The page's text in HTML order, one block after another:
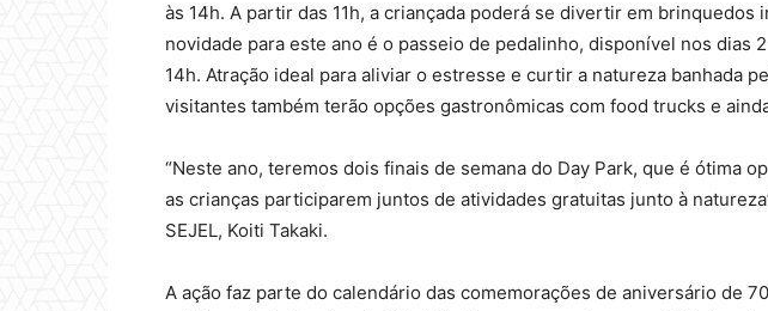
às 14h. A partir das 11h, a criançada poderá se divertir em brinquedos
novidade para este ano é o passeio de pedalinho, disponível nos dias
14h. Atração ideal para aliviar o estresse e curtir a natureza banhada
visitantes também terão opções gastronômicas com food trucks e
“Neste ano, teremos dois finais de semana do Day Park, que é ótima
as crianças participarem juntos de atividades gratuitas junto à
SEJEL, Koiti Takaki.
A ação faz parte do calendário das comemorações de aniversário de